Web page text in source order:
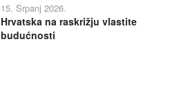
15. Srpanj 2026.
Hrvatska na raskrižju vlastite
budućnosti